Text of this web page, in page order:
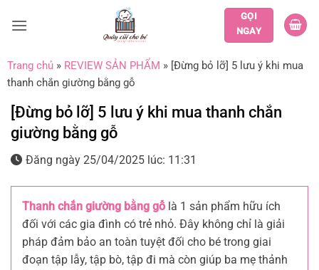
qua
dung
GỌI
NGAY
Trang chủ» REVIEW SẢN PHẨM » [Đừng bỏ lỡ] 5 lưu ý khi mua
thanh chắn giường bằng gỗ
[Đừng bỏ lỡ] 5 lưu ý khi mua thanh chắn
giường bằng gỗ
Đăng ngày 25/04/2025 lúc: 11:31
Thanh chắn giường bằng gỗ là 1 sản phẩm hữu ích
đối với các gia đình có trẻ nhỏ. Đây không chỉ là giải
pháp đảm bảo an toàn tuyệt đối cho bé trong giai
đoạn tập lẫy, tập bò, tập đi mà còn giúp ba mẹ thảnh